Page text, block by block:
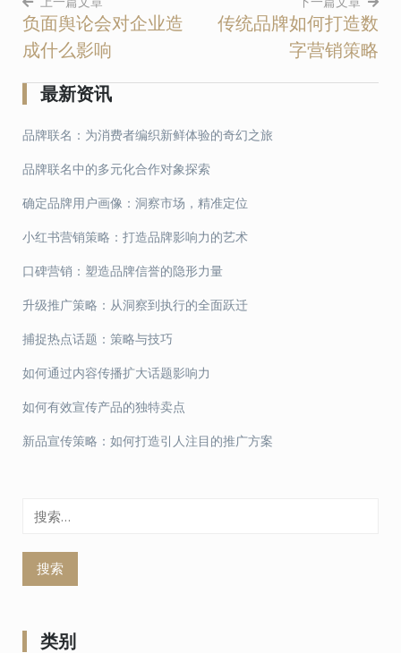
文
章
导
航
负面舆论会对企业造
成什么影响
传统品牌如何打造数
字营销策略
最新资讯
品牌联名：为消费者编织新鲜体验的奇幻之旅
品牌联名中的多元化合作对象探索
确定品牌用户画像：洞察市场，精准定位
小红书营销策略：打造品牌影响力的艺术
口碑营销：塑造品牌信誉的隐形力量
升级推广策略：从洞察到执行的全面跃迁
捕捉热点话题：策略与技巧
如何通过内容传播扩大话题影响力
如何有效宣传产品的独特卖点
新品宣传策略：如何打造引人注目的推广方案
类别